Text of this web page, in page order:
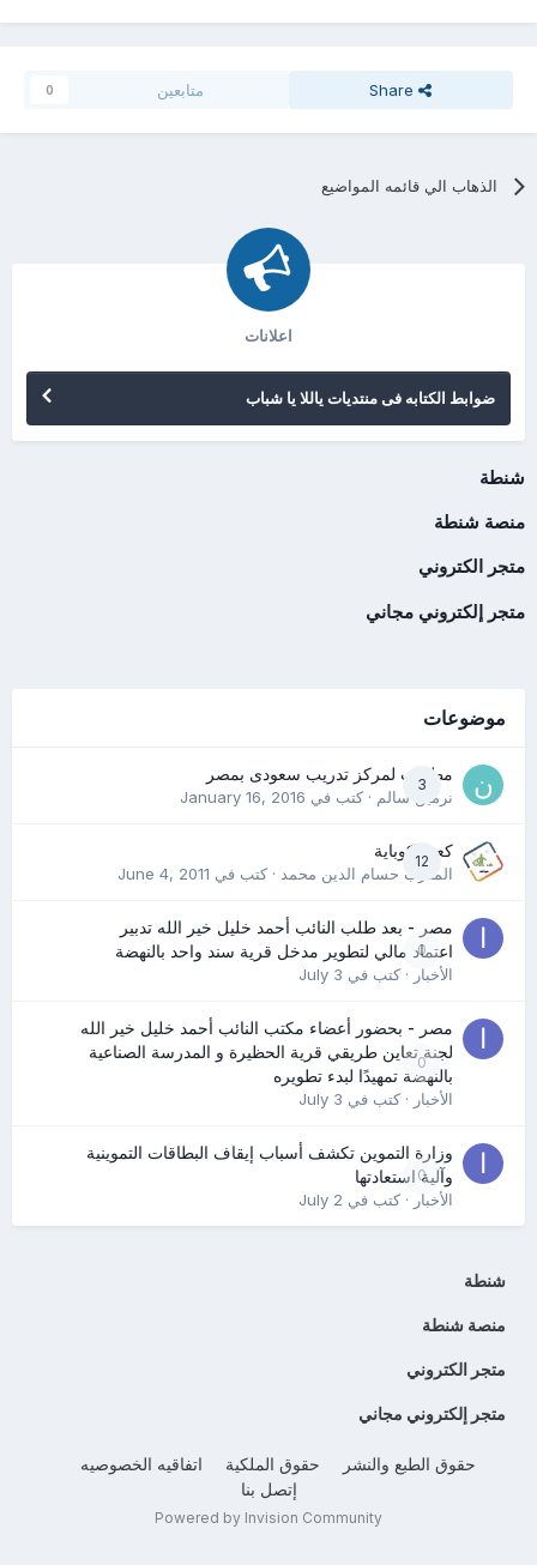
Share متابعين 0
الذهاب الي قائمه المواضيع
اعلانات
ضوابط الكتابه فى منتديات ياللا يا شباب
شنطة
منصة شنطة
متجر الكتروني
متجر إلكتروني مجاني
موضوعات
3
مطلوب لمركز تدريب سعودى بمصر
نرمين سالم· كتب في January 16, 2016
12
كعب كوباية
المدرب حسام الدين محمد· كتب في June 4, 2011
0
مصر - بعد طلب النائب أحمد خليل خير الله تدبير
اعتماد مالي لتطوير مدخل قرية سند واحد بالنهضة
الأخبار· كتب في July 3
0
مصر - بحضور أعضاء مكتب النائب أحمد خليل خير الله
لجنة تعاين طريقي قرية الحظيرة و المدرسة الصناعية
بالنهضة تمهيدًا لبدء تطويره
الأخبار· كتب في July 3
0
وزارة التموين تكشف أسباب إيقاف البطاقات التموينية
وآلية استعادتها
الأخبار· كتب في July 2
شنطة
منصة شنطة
متجر الكتروني
متجر إلكتروني مجاني
حقوق الطبع والنشر حقوق الملكية
اتفاقيه الخصوصيه
إتصل بنا
Powered by Invision Community